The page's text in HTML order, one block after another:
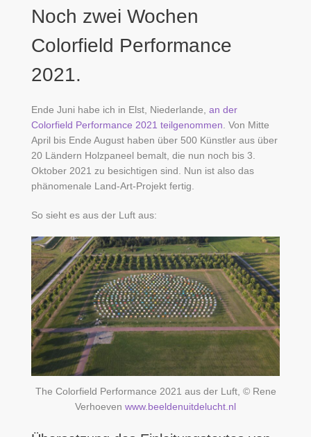
Noch zwei Wochen
Colorfield Performance
2021.
Ende Juni habe ich in Elst, Niederlande, an der
Colorfield Performance 2021 teilgenommen . Von Mitte
April bis Ende August haben über 500 Künstler aus über
20 Ländern Holzpaneel bemalt, die nun noch bis 3.
Oktober 2021 zu besichtigen sind. Nun ist also das
phänomenale Land-Art-Projekt fertig.
So sieht es aus der Luft aus:
The Colorfield Performance 2021 aus der Luft, © Rene
Verhoeven www.beeldenuitdelucht.nl